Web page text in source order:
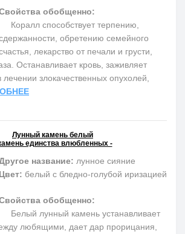
обобщенно:
Коралл способствует терпению,
обретению семейного
лекарство от печали и грусти,
Останавливает кровь, заживляет
злокачественных опухолей,
Лунный камень белый
единства влюбленных -
название: лунное сияние
Цвет: белый с бледно-голубой иризацией
обобщенно:
Белый лунный камень устанавливает
любящими, дает дар прорицания,